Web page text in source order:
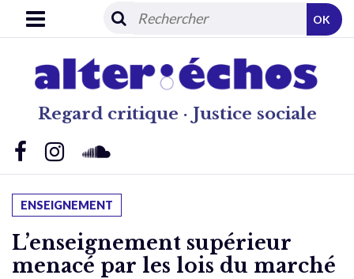
Regard critique · Justice sociale
OK
ENSEIGNEMENT
L’enseignement supérieur
menacé par les lois du marché